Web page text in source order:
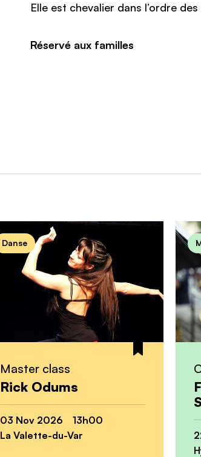
Elle est chevalier dans l’ordre
Réservé aux familles
Rick Odums
Master class
03 Nov 2026 13h00
La Valette-du-Var
Danse